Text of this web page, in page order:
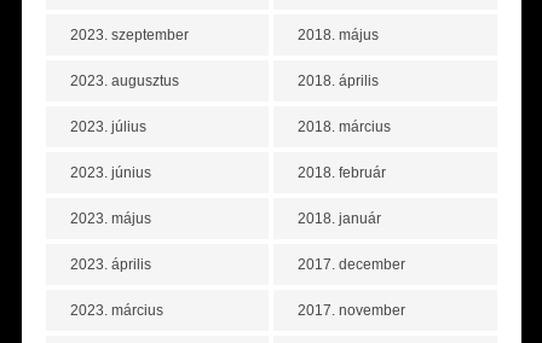
2023. szeptember
2023. augusztus
2023. július
2023. június
2023. május
2023. április
2023. március
2018. május
2018. április
2018. március
2018. február
2018. január
2017. december
2017. november